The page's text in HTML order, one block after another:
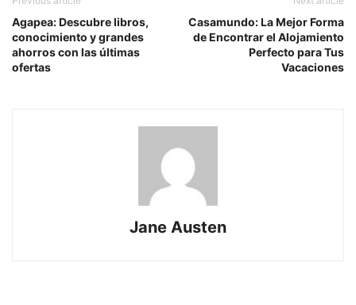
Agapea: Descubre libros,
conocimiento y grandes
ahorros con las últimas
ofertas
Casamundo: La Mejor Forma
de Encontrar el Alojamiento
Perfecto para Tus
Vacaciones
Jane Austen